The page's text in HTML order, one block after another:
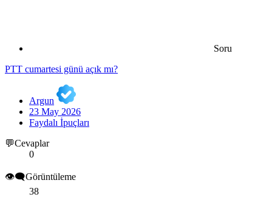
Soru
PTT cumartesi günü açık mı?
Argun
23 May 2026
Faydalı İpuçları
💬Cevaplar
0
👁️‍🗨️Görüntüleme
38